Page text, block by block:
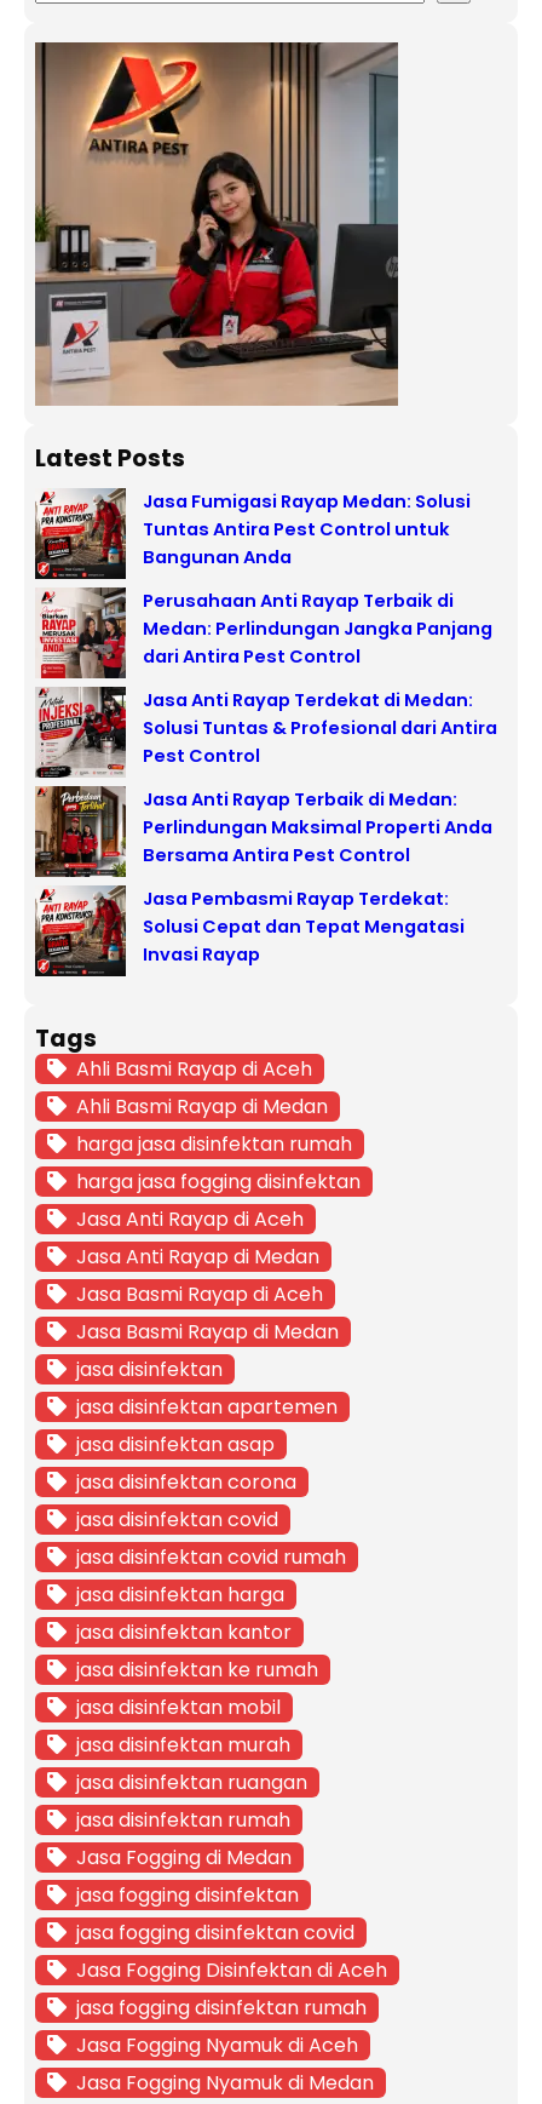
Latest Posts
Jasa Fumigasi Rayap Medan: Solusi
Tuntas Antira Pest Control untuk
Bangunan Anda
Perusahaan Anti Rayap Terbaik di
Medan: Perlindungan Jangka Panjang
dari Antira Pest Control
Jasa Anti Rayap Terdekat di Medan:
Solusi Tuntas & Profesional dari Antira
Pest Control
Jasa Anti Rayap Terbaik di Medan:
Perlindungan Maksimal Properti Anda
Bersama Antira Pest Control
Jasa Pembasmi Rayap Terdekat:
Solusi Cepat dan Tepat Mengatasi
Invasi Rayap
Tags
Ahli Basmi Rayap di Aceh
Ahli Basmi Rayap di Medan
harga jasa disinfektan rumah
harga jasa fogging disinfektan
Jasa Anti Rayap di Aceh
Jasa Anti Rayap di Medan
Jasa Basmi Rayap di Aceh
Jasa Basmi Rayap di Medan
jasa disinfektan
jasa disinfektan apartemen
jasa disinfektan asap
jasa disinfektan corona
jasa disinfektan covid
jasa disinfektan covid rumah
jasa disinfektan harga
jasa disinfektan kantor
jasa disinfektan ke rumah
jasa disinfektan mobil
jasa disinfektan murah
jasa disinfektan ruangan
jasa disinfektan rumah
Jasa Fogging di Medan
jasa fogging disinfektan
jasa fogging disinfektan covid
Jasa Fogging Disinfektan di Aceh
jasa fogging disinfektan rumah
Jasa Fogging Nyamuk di Aceh
Jasa Fogging Nyamuk di Medan